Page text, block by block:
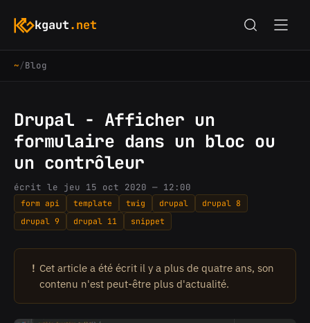
kgaut.net
~/Blog
Drupal - Afficher un
formulaire dans un bloc ou
un contrôleur
écrit le jeu 15 oct 2020 — 12:00
form api template twig drupal
drupal 8
drupal 9
drupal 11 snippet
! Cet article a été écrit il y a plus de quatre ans, son
contenu n'est peut-être plus d'actualité.